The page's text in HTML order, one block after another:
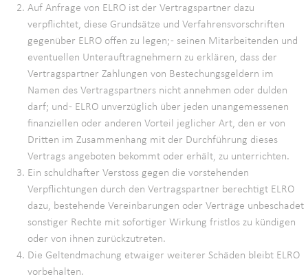
Auf Anfrage von ELRO ist der Vertragspartner dazu
verpflichtet, diese Grundsätze und Verfahrensvorschriften
gegenüber ELRO offen zu legen; - seinen Mitarbeitenden und
eventuellen Unterauftragnehmern zu erklären, dass der
Vertragspartner Zahlungen von Bestechungsgeldern im
Namen des Vertragspartners nicht annehmen oder dulden
darf; und - ELRO unverzüglich über jeden unangemessenen
finanziellen oder anderen Vorteil jeglicher Art, den er von
Dritten im Zusammenhang mit der Durchführung dieses
Vertrags angeboten bekommt oder erhält, zu unterrichten.
Ein schuldhafter Verstoss gegen die vorstehenden
Verpflichtungen durch den Vertragspartner berechtigt ELRO
dazu, bestehende Vereinbarungen oder Verträge unbeschadet
sonstiger Rechte mit sofortiger Wirkung fristlos zu kündigen
oder von ihnen zurückzutreten.
Die Geltendmachung etwaiger weiterer Schäden bleibt ELRO
vorbehalten.